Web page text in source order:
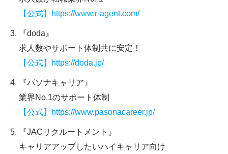
【公式】https://www.r-agent.com/
『doda』
求人数やサポート体制共に安定！
【公式】https://doda.jp/
『パソナキャリア』
業界No.1のサポート体制
【公式】https://www.pasonacareer.jp/
『JACリクルートメント』
キャリアアップしたいハイキャリア向け